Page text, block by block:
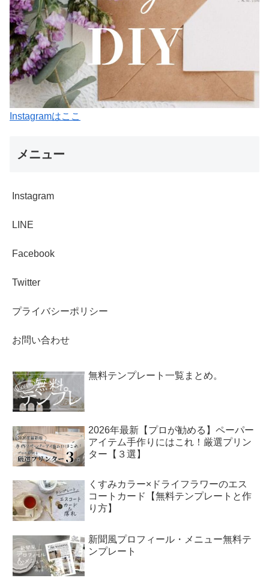
Instagramはここ
メニュー
Instagram
LINE
Facebook
Twitter
プライバシーポリシー
お問い合わせ
無料テンプレート一覧まとめ。
2026年最新【プロが勧める】ペーパー
アイテム手作りにはこれ！厳選プリン
ター【３選】
くすみカラー×ドライフラワーのエス
コートカード【無料テンプレートと作
り方】
新聞風プロフィール・メニュー無料テ
ンプレート